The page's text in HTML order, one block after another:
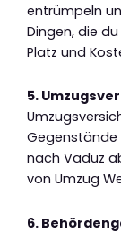
entrümpeln
Dingen, die
Platz und
5.
Gegenstände
nach Vaduz
von Umzug
6.